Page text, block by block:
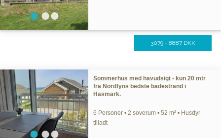
3079 - 8887 DKK
Sommerhus med havudsigt - kun 20 mtr
fra Nordfyns bedste badestrand i
Hasmark.
6 Personer • 2 soverum • 52 m² • Husdyr
tilladt